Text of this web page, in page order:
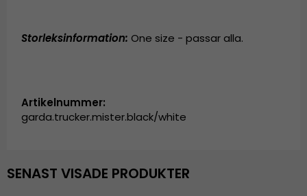
Storleksinformation: One size - passar alla.
Artikelnummer:
garda.trucker.mister.black/white
SENAST VISADE PRODUKTER